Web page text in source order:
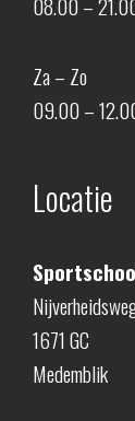
Za – Zo
09.00 –
Locatie
1671 GC
Medemblik